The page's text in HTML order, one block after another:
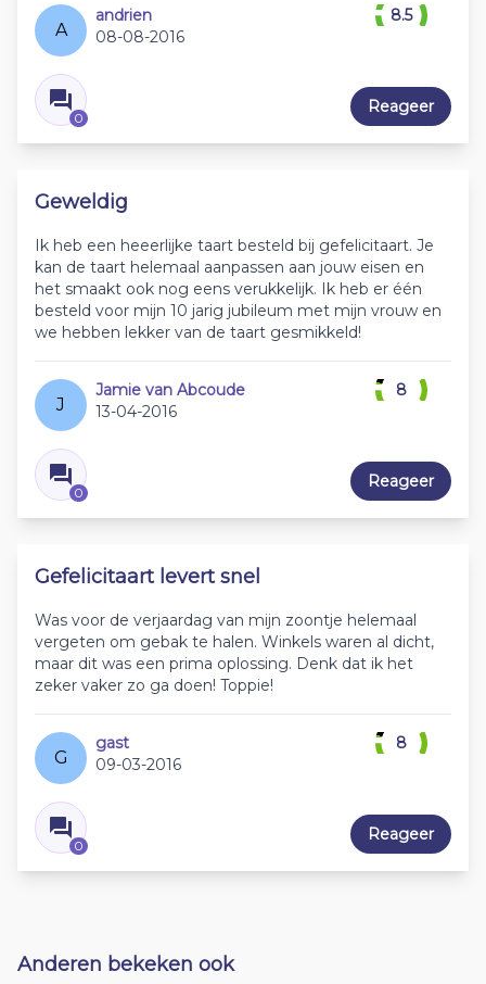
A
andrien
08-08-2016
0
8.5
Reageer
Geweldig
Ik heb een heeerlijke taart besteld bij gefelicitaart. Je
kan de taart helemaal aanpassen aan jouw eisen en
het smaakt ook nog eens verukkelijk. Ik heb er één
besteld voor mijn 10 jarig jubileum met mijn vrouw en
we hebben lekker van de taart gesmikkeld!
J
Jamie van Abcoude
13-04-2016
0
8
Reageer
Gefelicitaart levert snel
Was voor de verjaardag van mijn zoontje helemaal
vergeten om gebak te halen. Winkels waren al dicht,
maar dit was een prima oplossing. Denk dat ik het
zeker vaker zo ga doen! Toppie!
G
gast
09-03-2016
0
8
Reageer
Anderen bekeken ook